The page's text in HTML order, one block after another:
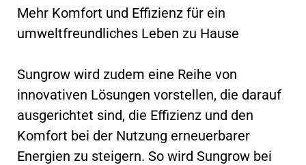
Mehr Komfort und Effizienz für ein
umweltfreundliches Leben zu Hause
Sungrow wird zudem eine Reihe von
innovativen Lösungen vorstellen, die darauf
ausgerichtet sind, die Effizienz und den
Komfort bei der Nutzung erneuerbarer
Energien zu steigern. So wird Sungrow bei